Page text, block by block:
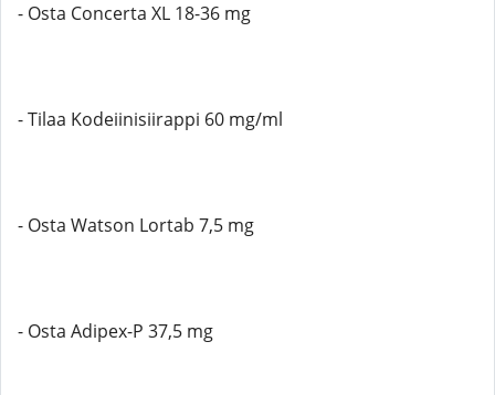
- Osta Concerta XL 18-36 mg
- Tilaa Kodeiinisiirappi 60 mg/ml
- Osta Watson Lortab 7,5 mg
- Osta Adipex-P 37,5 mg